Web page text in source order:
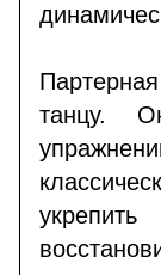
танцу.